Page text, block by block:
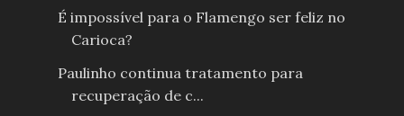
É impossível para o Flamengo ser feliz no
Carioca?
Paulinho continua tratamento para
recuperação de c...